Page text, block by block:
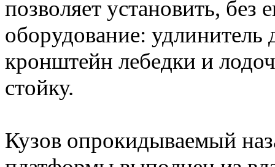
позволяет установить, без
оборудование:
кронштейн лебедки и
стойку.
Кузов опрокидываемый